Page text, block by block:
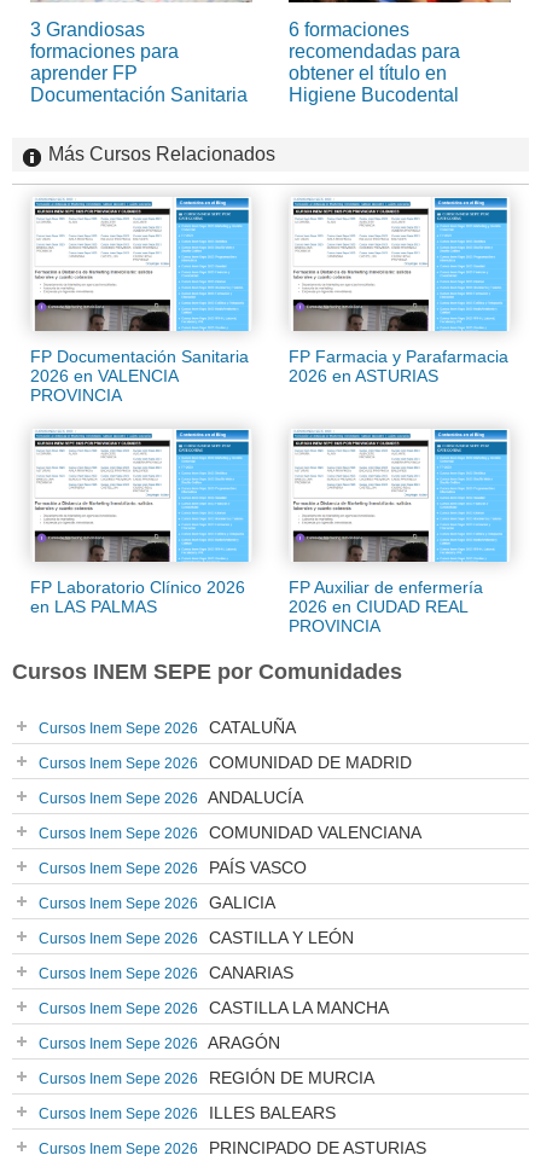
3 Grandiosas
formaciones para
aprender FP
Documentación Sanitaria
6 formaciones
recomendadas para
obtener el título en
Higiene Bucodental
Más Cursos Relacionados
FP Documentación Sanitaria
2026 en VALENCIA
PROVINCIA
FP Farmacia y Parafarmacia
2026 en ASTURIAS
FP Laboratorio Clínico 2026
en LAS PALMAS
FP Auxiliar de enfermería
2026 en CIUDAD REAL
PROVINCIA
Cursos INEM SEPE por Comunidades
Cursos Inem Sepe 2026 CATALUÑA
Cursos Inem Sepe 2026 COMUNIDAD DE MADRID
Cursos Inem Sepe 2026 ANDALUCÍA
Cursos Inem Sepe 2026 COMUNIDAD VALENCIANA
Cursos Inem Sepe 2026 PAÍS VASCO
Cursos Inem Sepe 2026 GALICIA
Cursos Inem Sepe 2026 CASTILLA Y LEÓN
Cursos Inem Sepe 2026 CANARIAS
Cursos Inem Sepe 2026 CASTILLA LA MANCHA
Cursos Inem Sepe 2026 ARAGÓN
Cursos Inem Sepe 2026 REGIÓN DE MURCIA
Cursos Inem Sepe 2026 ILLES BALEARS
Cursos Inem Sepe 2026 PRINCIPADO DE ASTURIAS